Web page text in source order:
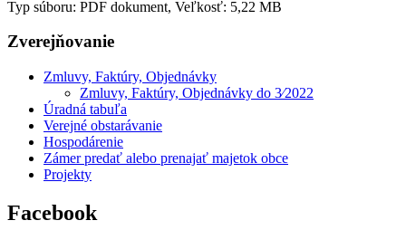
Typ súboru: PDF dokument, Veľkosť: 5,22 MB
Zverejňovanie
Zmluvy, Faktúry, Objednávky
Zmluvy, Faktúry, Objednávky do 3⁄2022
Úradná tabuľa
Verejné obstarávanie
Hospodárenie
Zámer predať alebo prenajať majetok obce
Projekty
Facebook